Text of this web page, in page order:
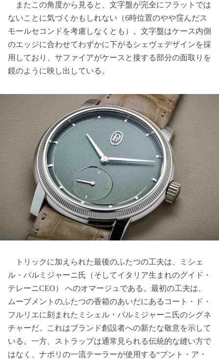
またこの角度から見ると、文字盤が完全にフラットでは
ないことに気づくかもしれない（6時位置のやや窪んだス
モールセコンドを考慮しなくとも）。文字盤はケース内側
のエッジに合わせてわずかに下がるシェヴェデザインを採
用しており、サファイアがケースと接する部分の面取りを
鏡のように映し出している。
トリックに加えられた最後のふたつの工夫は、ミシェ
ル・パルミジャーニ氏（そしてイタリア生まれのグイド・
テレーニCEO） へのオマージュである。最初の工夫は、
ムーブメントのふたつの香箱のあいだにあるコート・ド・
フルリエに刻まれたミシェル・パルミジャーニ氏のシグネ
チャーだ。これはブランド創設者への新たな敬意を示して
いる。一方、ストラップは通常見られる伝統的な縫い方で
はなく、ナポリの一流テーラーが使用する“プント・ア・